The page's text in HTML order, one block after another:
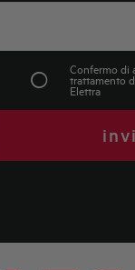
Confermo di
trattamento
Elettra